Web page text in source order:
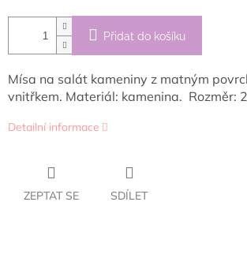
Přidat do košíku
Mísa na salát kameniny z matným
vnitřkem. Materiál: kamenina. Rozměr:
Detailní informace
ZEPTAT SE SDÍLET